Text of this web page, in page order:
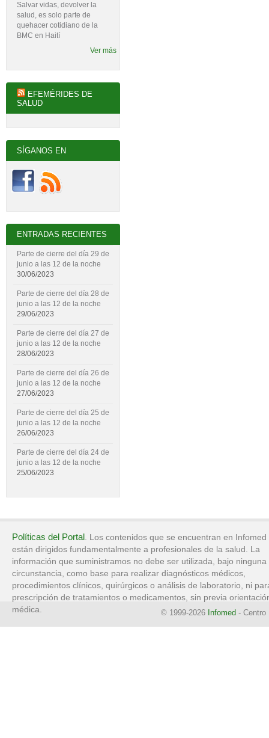
Salvar vidas, devolver la
salud, es solo parte de
quehacer cotidiano de la
BMC en Haití
Ver más
EFEMÉRIDES DE
SALUD
SÍGANOS EN
ENTRADAS RECIENTES
Parte de cierre del día 29 de
junio a las 12 de la noche
30/06/2023
Parte de cierre del día 28 de
junio a las 12 de la noche
29/06/2023
Parte de cierre del día 27 de
junio a las 12 de la noche
28/06/2023
Parte de cierre del día 26 de
junio a las 12 de la noche
27/06/2023
Parte de cierre del día 25 de
junio a las 12 de la noche
26/06/2023
Parte de cierre del día 24 de
junio a las 12 de la noche
25/06/2023
Políticas del Portal. Los contenidos que se encuentran en Infomed
están dirigidos fundamentalmente a profesionales de la salud. La
información que suministramos no debe ser utilizada, bajo ninguna
circunstancia, como base para realizar diagnósticos médicos,
procedimientos clínicos, quirúrgicos o análisis de laboratorio, ni
prescripción de tratamientos o medicamentos, sin previa
médica.
© 1999-2026 Infomed - Centro